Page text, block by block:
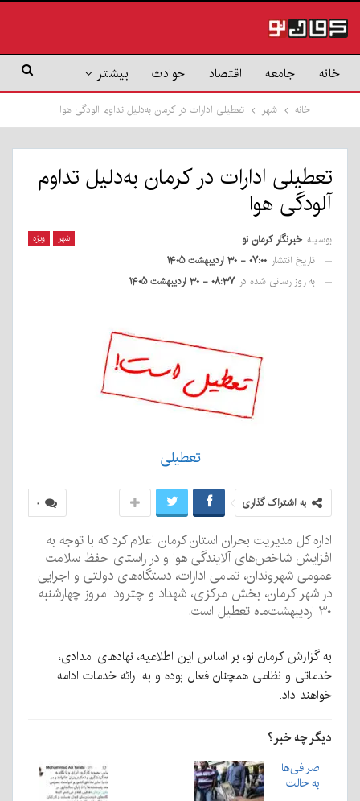
خانه جامعه اقتصاد حوادث بیشتر
خانه شهر تعطیلی ادارات در کرمان به‌دلیل تداوم آلودگی هوا
تعطیلی ادارات در کرمان به‌دلیل تداوم
آلودگی هوا
شهر ویژه بوسیله خبرنگار کرمان نو
تاریخ انتشار ۰۷:۰۰ - ۳۰ اردیبهشت ۱۴۰۵
به روز رسانی شده در ۰۸:۳۷ - ۳۰ اردیبهشت ۱۴۰۵
تعطیلی
۰ به اشتراک گذاری
اداره کل مدیریت بحران استان کرمان اعلام کرد که با توجه به
افزایش شاخص‌های آلایندگی هوا و در راستای حفظ سلامت
عمومی شهروندان، تمامی ادارات، دستگاه‌های دولتی و اجرایی
در شهر کرمان، بخش مرکزی، شهداد و چترود امروز چهارشنبه
۳۰ اردیبهشت‌ماه تعطیل است.
به گزارش کرمان نو، بر اساس این اطلاعیه، نهادهای امدادی،
خدماتی و نظامی همچنان فعال بوده و به ارائه خدمات ادامه
خواهند داد.
دیگر چه خبر؟
صرافی‌ها
به حالت